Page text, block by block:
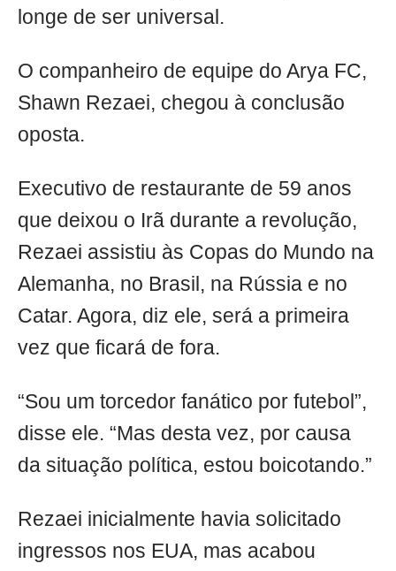
longe de ser universal.
O companheiro de equipe do Arya FC,
Shawn Rezaei, chegou à conclusão
oposta.
Executivo de restaurante de 59 anos
que deixou o Irã durante a revolução,
Rezaei assistiu às Copas do Mundo na
Alemanha, no Brasil, na Rússia e no
Catar. Agora, diz ele, será a primeira
vez que ficará de fora.
“Sou um torcedor fanático por futebol”,
disse ele. “Mas desta vez, por causa
da situação política, estou boicotando.”
Rezaei inicialmente havia solicitado
ingressos nos EUA, mas acabou